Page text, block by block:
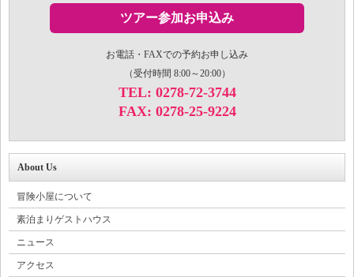
ツアー参加お申込み
お電話・FAXでの予約お申し込み
（受付時間 8:00～20:00）
TEL: 0278-72-3744
FAX: 0278-25-9224
About Us
冒険小屋について
素泊まりゲストハウス
ニュース
アクセス